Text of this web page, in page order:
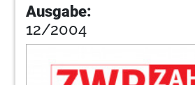
Ausgabe:
12/2004